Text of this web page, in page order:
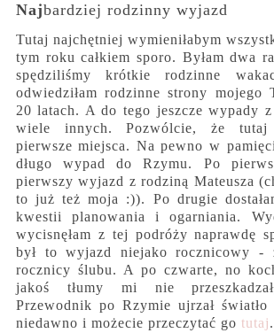
Najbardziej rodzinny wyjazd
Tutaj najchętniej wymieniłabym
tym roku całkiem sporo. Byłam dwa
spędziliśmy krótkie rodzinne
odwiedziłam rodzinne strony mojego
20 latach. A do tego jeszcze wypady
wiele innych. Pozwólcie, że tutaj
pierwsze miejsca. Na pewno w
długo wypad do Rzymu. Po
pierwszy wyjazd z rodziną Mateusza
to już też moja :)). Po drugie
kwestii planowania i ogarniania.
wycisnęłam z tej podróży naprawdę
był to wyjazd niejako rocznicowy
rocznicy ślubu. A po czwarte, no
jakoś tłumy mi nie
Przewodnik po Rzymie ujrzał światło
niedawno i możecie przeczytać go tutaj.